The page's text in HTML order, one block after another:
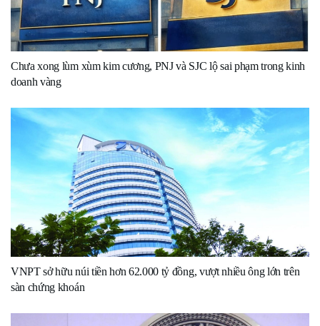
Chưa xong lùm xùm kim cương, PNJ và SJC lộ sai phạm trong kinh
doanh vàng
VNPT sở hữu núi tiền hơn 62.000 tỷ đồng, vượt nhiều ông lớn trên
sàn chứng khoán